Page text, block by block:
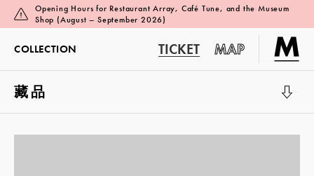
Opening Hours for Restaurant Array, Café Tune, and the Museum
Shop (August – September 2026)
COLLECTION TICKET MAP
藏品